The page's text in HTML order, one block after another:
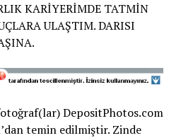
KARİYERİMDE TATMİN
ULAŞTIM. DARISI
DepositPhotos.com
temin edilmiştir. Zinde